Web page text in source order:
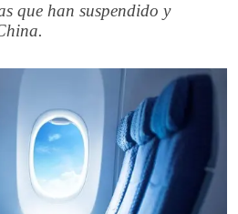
que han suspendido y